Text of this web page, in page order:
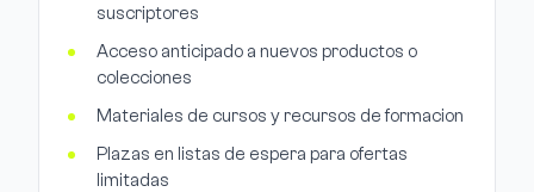
suscriptores
Acceso anticipado a nuevos productos o
colecciones
Materiales de cursos y recursos de formacion
Plazas en listas de espera para ofertas
limitadas